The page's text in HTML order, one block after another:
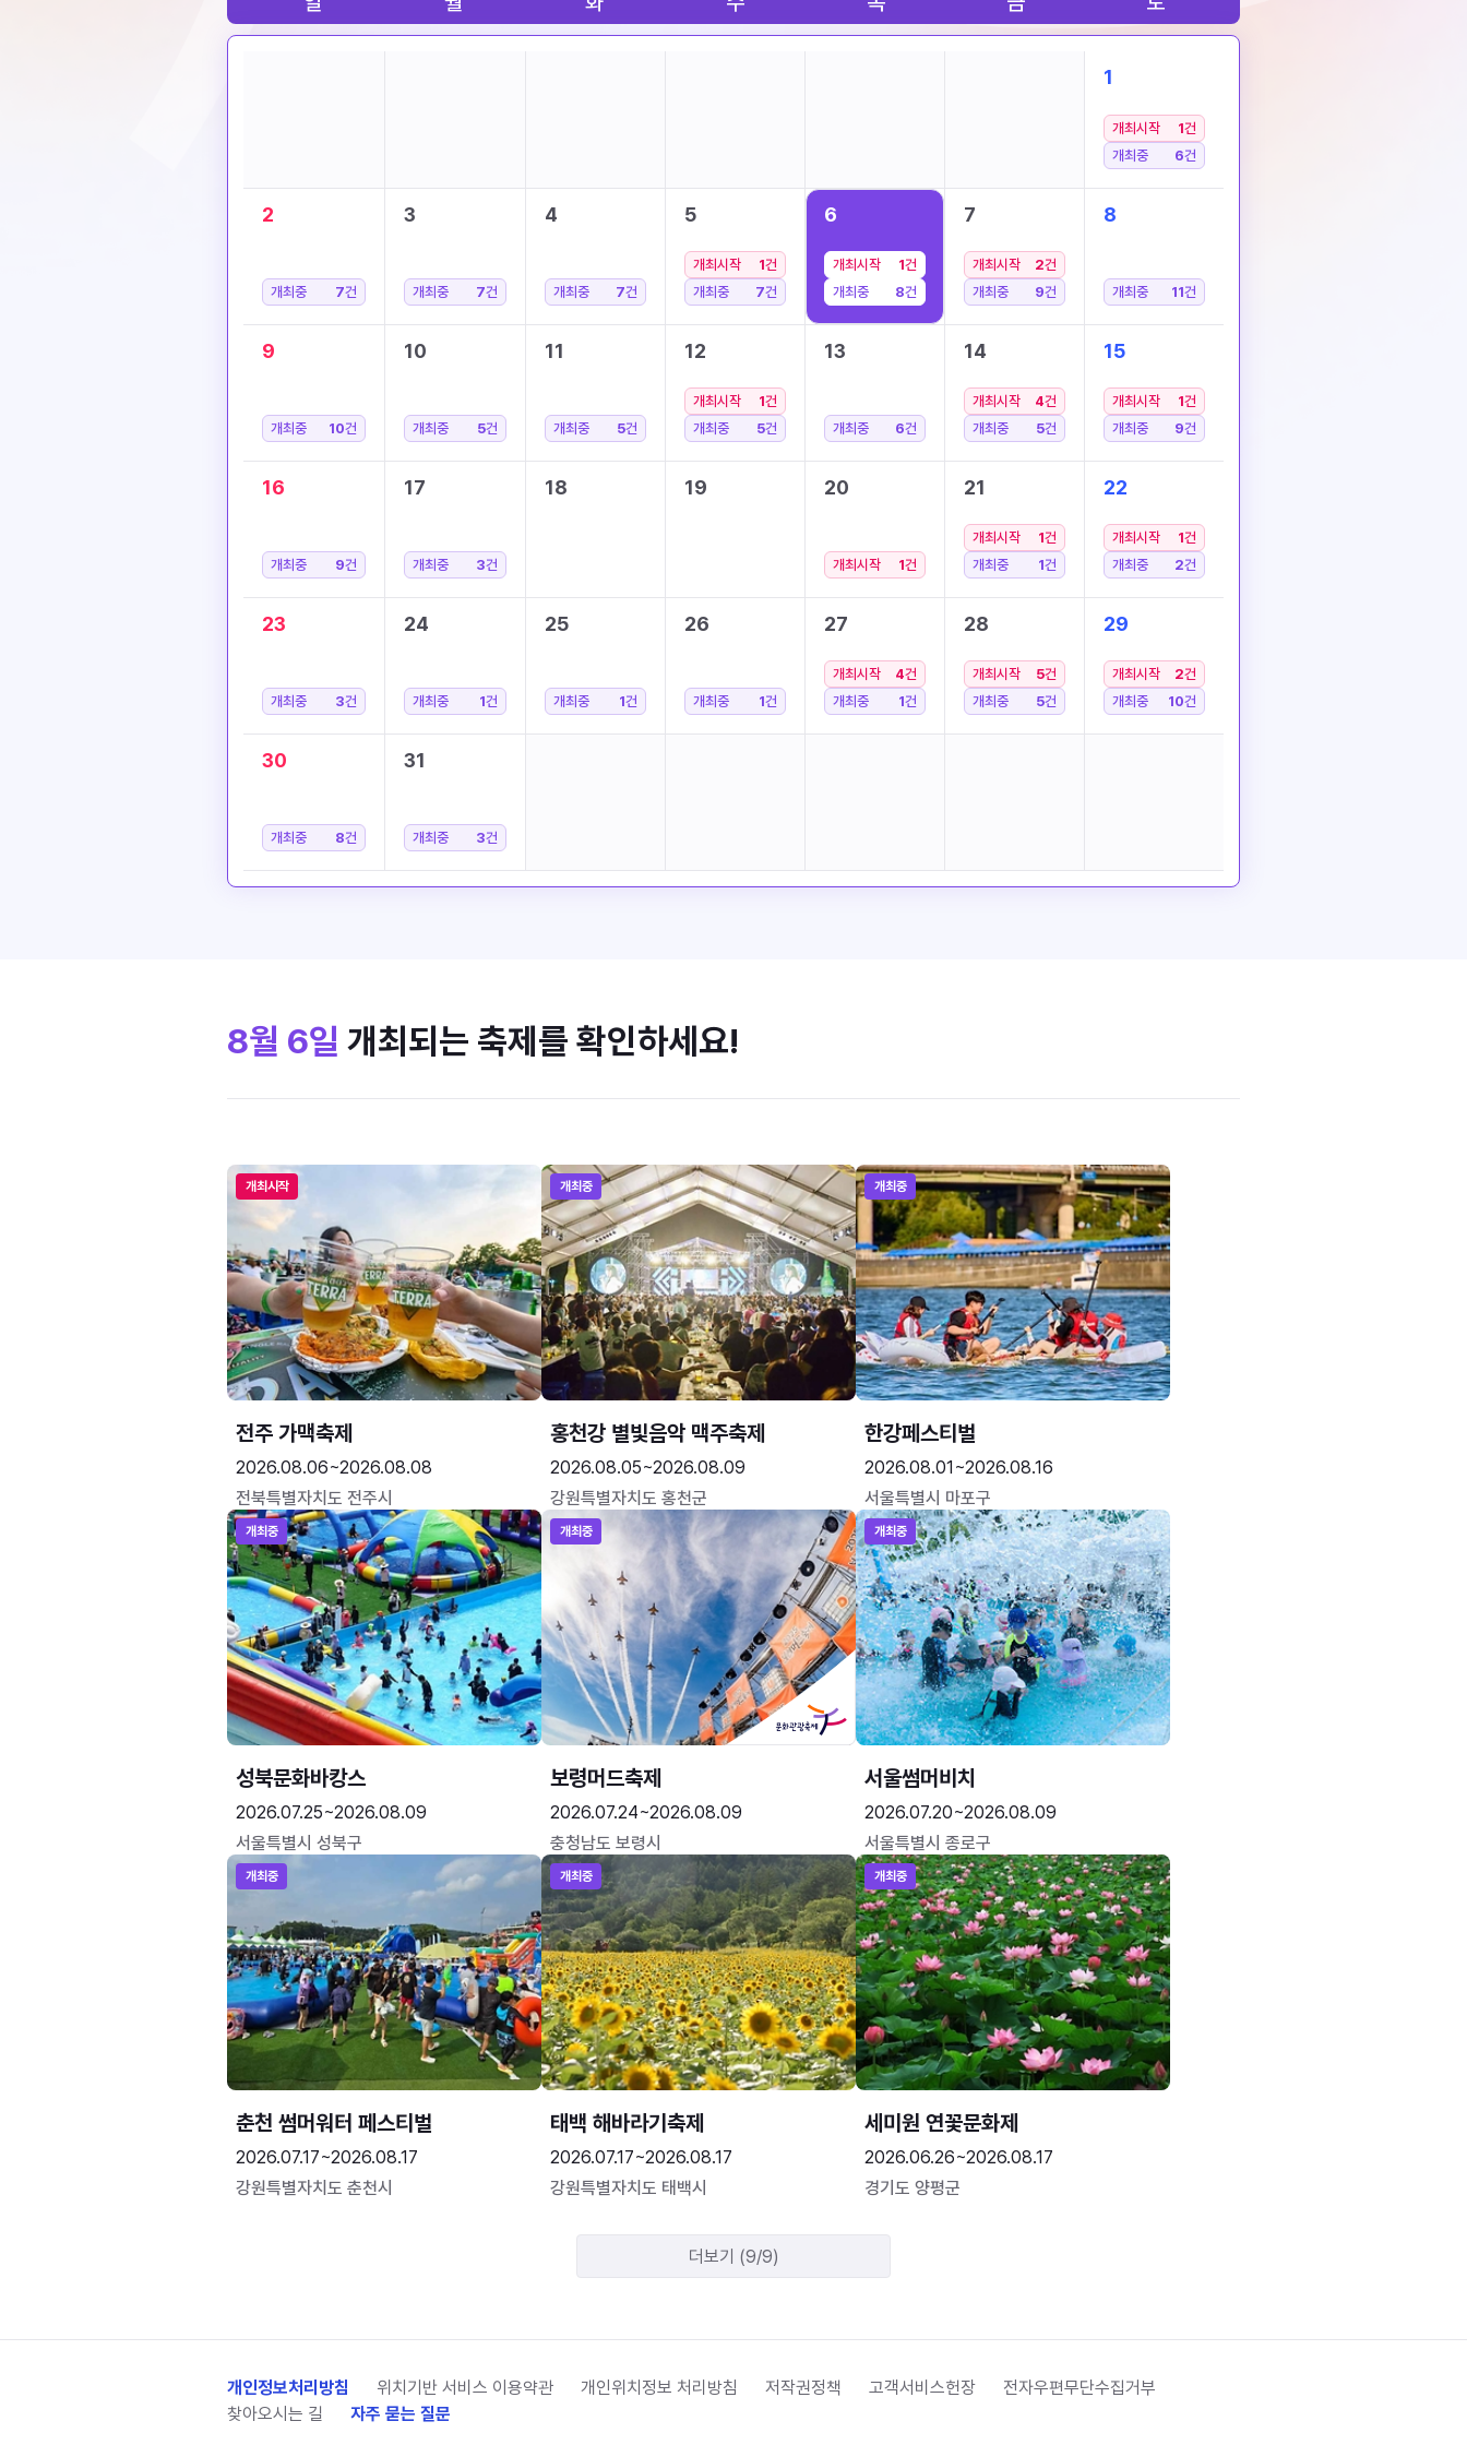
1
개최시작 1건
개최중
6건
2
개최중 7건
3
개최중 7건
4
개최중 7건
5
개최시작 1건
개최중
7건
6
개최시작 1건
개최중
8건
7
개최시작 2건
개최중
9건
8
개최중 11건
9
개최중 10건
10
개최중 5건
11
개최중 5건
12
개최시작 1건
개최중
5건
13
개최중 6건
14
개최시작 4건
개최중
5건
15
개최시작 1건
개최중
9건
16
개최중 9건
17
개최중 3건
18 19 20
개최시작 1건
21
개최시작 1건
개최중
1건
22
개최시작 1건
개최중
2건
23
개최중 3건
24
개최중 1건
25
개최중 1건
26
개최중 1건
27
개최시작 4건
개최중
1건
28
개최시작 5건
개최중
5건
29
개최시작 2건
개최중
10건
30
개최중 8건
31
개최중 3건
8월 6일 개최되는 축제를 확인하세요!
개최시작
전주 가맥축제
2026.08.06~2026.08.08
전북특별자치도 전주시
개최중
홍천강 별빛음악 맥주축제
2026.08.05~2026.08.09
강원특별자치도 홍천군
개최중
한강페스티벌
2026.08.01~2026.08.16
서울특별시 마포구
개최중
성북문화바캉스
2026.07.25~2026.08.09
서울특별시 성북구
개최중
보령머드축제
2026.07.24~2026.08.09
충청남도 보령시
개최중
서울썸머비치
2026.07.20~2026.08.09
서울특별시 종로구
개최중
춘천 썸머워터 페스티벌
2026.07.17~2026.08.17
강원특별자치도 춘천시
개최중
태백 해바라기축제
2026.07.17~2026.08.17
강원특별자치도 태백시
개최중
세미원 연꽃문화제
2026.06.26~2026.08.17
경기도 양평군
더보기 (9/9)
개인정보처리방침 위치기반 서비스 이용약관 개인위치정보 처리방침 저작권정책 고객서비스헌장
전자우편무단수집거부
찾아오시는 길
자주 묻는 질문